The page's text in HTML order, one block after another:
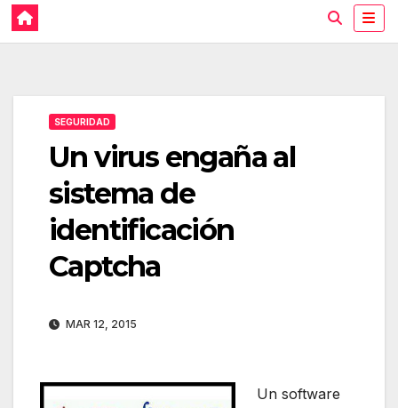
SEGURIDAD
Un virus engaña al
sistema de
identificación
Captcha
MAR 12, 2015
Un software